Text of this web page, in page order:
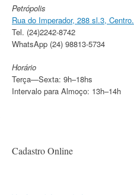
Petrópolis
Rua do Imperador, 288 sl.3, Centro.
Tel. (24)2242-8742
WhatsApp (24) 98813-5734
Horário
Terça—Sexta: 9h–18hs
Intervalo para Almoço: 13h–14h
Cadastro Online